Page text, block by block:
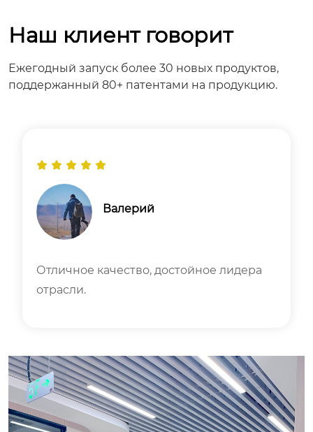
Наш клиент говорит
Ежегодный запуск более 30 новых продуктов,
поддержанный 80+ патентами на продукцию.
Валерий
Отличное качество, достойное лидера
отрасли.